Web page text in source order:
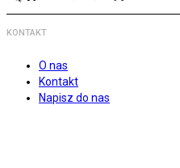
KONTAKT
O nas
Kontakt
Napisz do nas